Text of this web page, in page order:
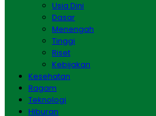
Usia Dini
Dasar
Menengah
Tinggi
Riset
Kebijakan
Kesehatan
Ragam
Teknologi
Hiburan